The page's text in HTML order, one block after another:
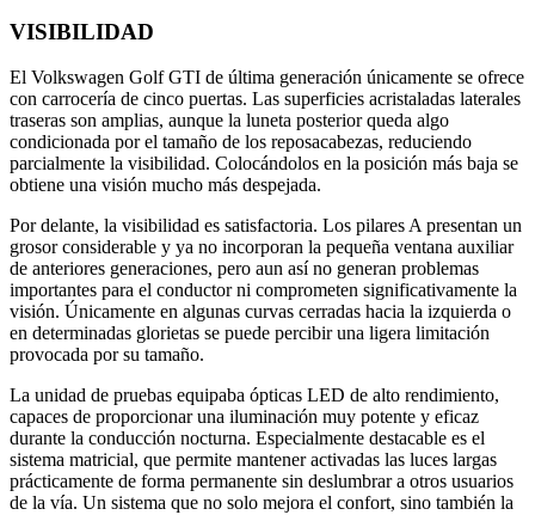
VISIBILIDAD
El Volkswagen Golf GTI de última generación únicamente se ofrece
con carrocería de cinco puertas. Las superficies acristaladas laterales
traseras son amplias, aunque la luneta posterior queda algo
condicionada por el tamaño de los reposacabezas, reduciendo
parcialmente la visibilidad. Colocándolos en la posición más baja se
obtiene una visión mucho más despejada.
Por delante, la visibilidad es satisfactoria. Los pilares A presentan un
grosor considerable y ya no incorporan la pequeña ventana auxiliar
de anteriores generaciones, pero aun así no generan problemas
importantes para el conductor ni comprometen significativamente la
visión. Únicamente en algunas curvas cerradas hacia la izquierda o
en determinadas glorietas se puede percibir una ligera limitación
provocada por su tamaño.
La unidad de pruebas equipaba ópticas LED de alto rendimiento,
capaces de proporcionar una iluminación muy potente y eficaz
durante la conducción nocturna. Especialmente destacable es el
sistema matricial, que permite mantener activadas las luces largas
prácticamente de forma permanente sin deslumbrar a otros usuarios
de la vía. Un sistema que no solo mejora el confort, sino también la